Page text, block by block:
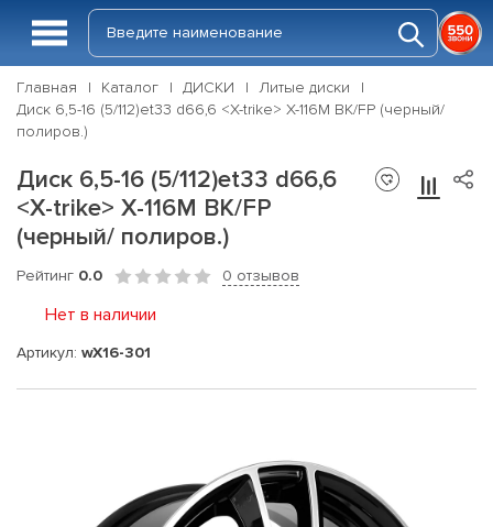
Главная Каталог ДИСКИ
Литые диски
Диск 6,5-16 (5/112)et33 d66,6 <X-trike> X-116М BK/FP (черный/
полиров.)
Диск 6,5-16 (5/112)et33 d66,6
<X-trike> X-116М BK/FP
(черный/ полиров.)
Рейтинг 0.0 0 отзывов
Нет в наличии
Артикул: wX16-301